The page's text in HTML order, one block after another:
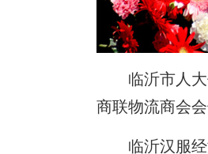
临沂市人
商联物流商会
临沂汉服